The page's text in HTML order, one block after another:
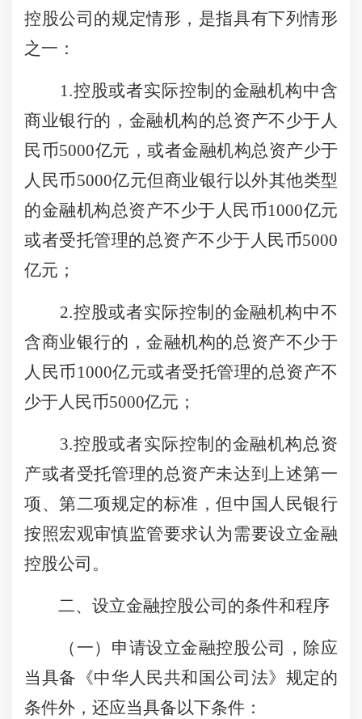
控股公司的规定情形，是指具有下列情形
之一：
1.控股或者实际控制的金融机构中含
商业银行的，金融机构的总资产不少于人
民币5000亿元，或者金融机构总资产少于
人民币5000亿元但商业银行以外其他类型
的金融机构总资产不少于人民币1000亿元
或者受托管理的总资产不少于人民币5000
亿元；
2.控股或者实际控制的金融机构中不
含商业银行的，金融机构的总资产不少于
人民币1000亿元或者受托管理的总资产不
少于人民币5000亿元；
3.控股或者实际控制的金融机构总资
产或者受托管理的总资产未达到上述第一
项、第二项规定的标准，但中国人民银行
按照宏观审慎监管要求认为需要设立金融
控股公司。
二、设立金融控股公司的条件和程序
（一）申请设立金融控股公司，除应
当具备《中华人民共和国公司法》规定的
条件外，还应当具备以下条件：